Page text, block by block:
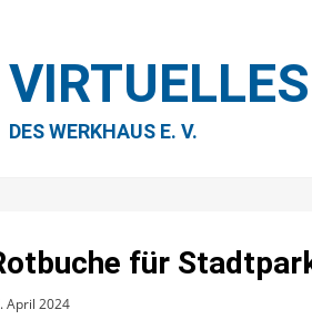
DES WERKHAUS E. V.
für
April 2024